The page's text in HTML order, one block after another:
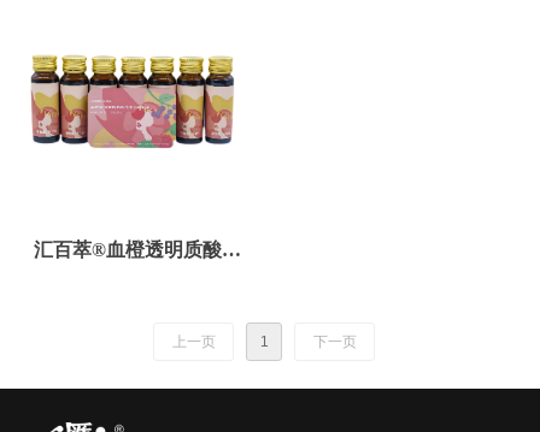
汇百萃®血橙透明质酸钠
上一页 1 下一页